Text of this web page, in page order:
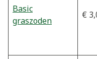
Basic
graszoden
€